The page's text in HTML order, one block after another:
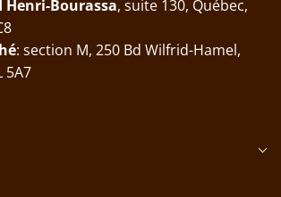
Henri-Bourassa, suite 130, Québec,
: section M, 250 Bd Wilfrid-Hamel,
5A7